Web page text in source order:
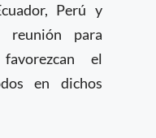
Perú y
reunión para
el
en dichos